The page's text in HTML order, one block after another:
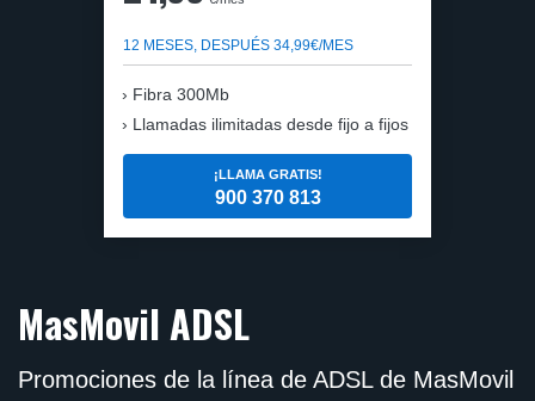
12 MESES, DESPUÉS 34,99€/MES
Fibra 300Mb
Llamadas ilimitadas desde fijo a fijos
¡LLAMA GRATIS!
900 370 813
MasMovil ADSL
Promociones de la línea de ADSL de MasMovil